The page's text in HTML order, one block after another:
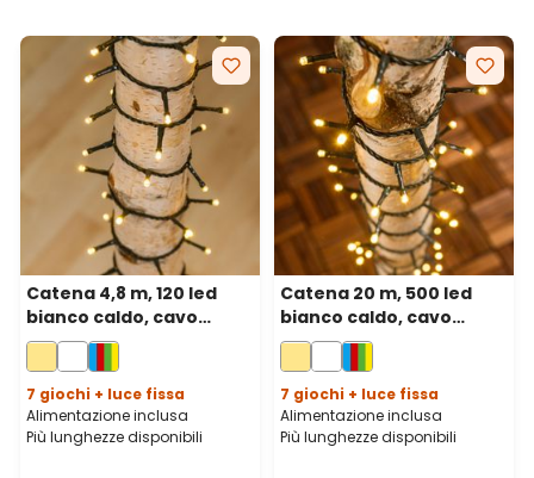
Catena 4,8 m, 120 led
bianco caldo, cavo
verde
7 giochi + luce fissa
Alimentazione inclusa
Più lunghezze disponibili
Catena 20 m, 500 led
bianco caldo, cavo
verde
7 giochi + luce fissa
Alimentazione inclusa
Più lunghezze disponibili